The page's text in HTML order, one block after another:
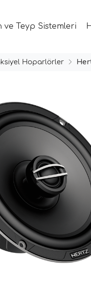
Teyp Sistemleri
Hoparlörler